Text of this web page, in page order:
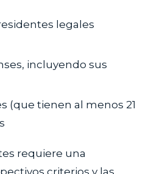
legales
incluyendo sus
(que tienen al menos 21
requiere una
criterios y las